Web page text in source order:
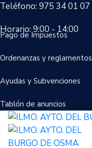
Teléfono: 975 34 01 07
Horario: 9:00 - 14:00
Pago de Impuestos
Ordenanzas y reglamentos
Ayudas y Subvenciones
Tablón de anuncios